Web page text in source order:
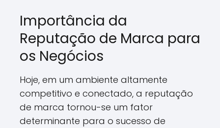
Importância da
Reputação de Marca para
os Negócios
Hoje, em um ambiente altamente
competitivo e conectado, a reputação
de marca tornou-se um fator
determinante para o sucesso de